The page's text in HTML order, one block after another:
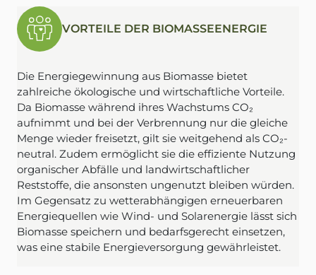
VORTEILE DER BIOMASSEENERGIE
Die Energiegewinnung aus Biomasse bietet
zahlreiche ökologische und wirtschaftliche Vorteile.
Da Biomasse während ihres Wachstums CO₂
aufnimmt und bei der Verbrennung nur die gleiche
Menge wieder freisetzt, gilt sie weitgehend als CO₂-
neutral. Zudem ermöglicht sie die effiziente Nutzung
organischer Abfälle und landwirtschaftlicher
Reststoffe, die ansonsten ungenutzt bleiben würden.
Im Gegensatz zu wetterabhängigen erneuerbaren
Energiequellen wie Wind- und Solarenergie lässt sich
Biomasse speichern und bedarfsgerecht einsetzen,
was eine stabile Energieversorgung gewährleistet.